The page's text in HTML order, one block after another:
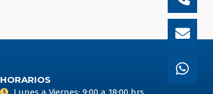
HORARIOS
alt